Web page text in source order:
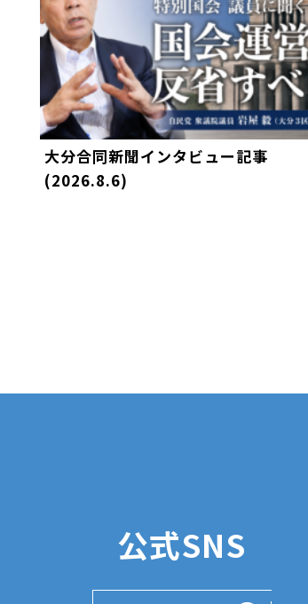
大分合同新聞インタビュー記事
(2026.8.6)
公式SNS